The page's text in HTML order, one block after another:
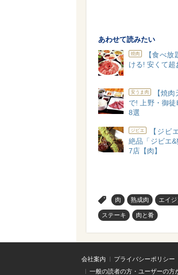
あわせて読みたい
焼肉
【食べ
ける! 安くて超
安うま肉
【焼
で! 上野・御徒
8選
ジビエ
【ジビ
絶品「ジビエ
7店【肉】
肉 熟成肉 エイ
ステーキ 肉と肴
会社案内 プライバシーポリシー
一般の読者の方・ユーザーの方